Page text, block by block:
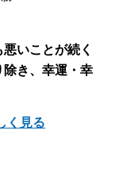
いことが続く
き、幸運・幸
く見る